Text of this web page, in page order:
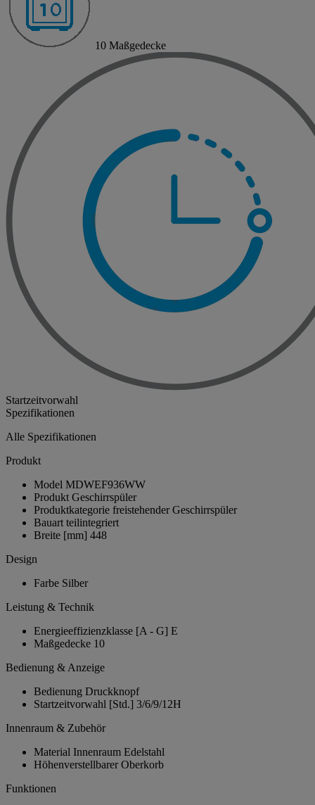
10 Maßgedecke
Startzeitvorwahl
Spezifikationen
Alle Spezifikationen
Produkt
Model MDWEF936WW
Produkt Geschirrspüler
Produktkategorie freistehender Geschirrspüler
Bauart teilintegriert
Breite [mm] 448
Design
Farbe Silber
Leistung & Technik
Energieeffizienzklasse [A - G] E
Maßgedecke 10
Bedienung & Anzeige
Bedienung Druckknopf
Startzeitvorwahl [Std.] 3/6/9/12H
Innenraum & Zubehör
Material Innenraum Edelstahl
Höhenverstellbarer Oberkorb
Funktionen